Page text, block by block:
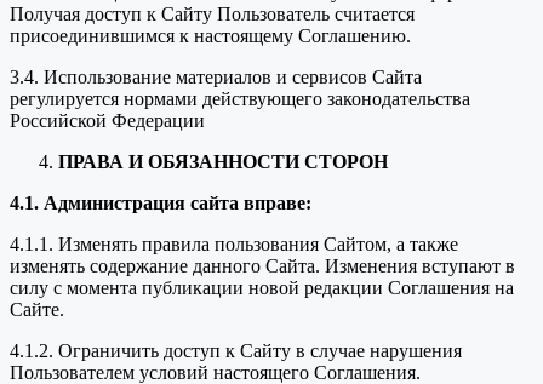
Получая доступ к Сайту Пользователь считается
присоединившимся к настоящему Соглашению.
3.4. Использование материалов и сервисов Сайта
регулируется нормами действующего законодательства
Российской Федерации
ПРАВА И ОБЯЗАННОСТИ СТОРОН
4.1. Администрация сайта вправе:
4.1.1. Изменять правила пользования Сайтом, а также
изменять содержание данного Сайта. Изменения вступают в
силу с момента публикации новой редакции Соглашения на
Сайте.
4.1.2. Ограничить доступ к Сайту в случае нарушения
Пользователем условий настоящего Соглашения.